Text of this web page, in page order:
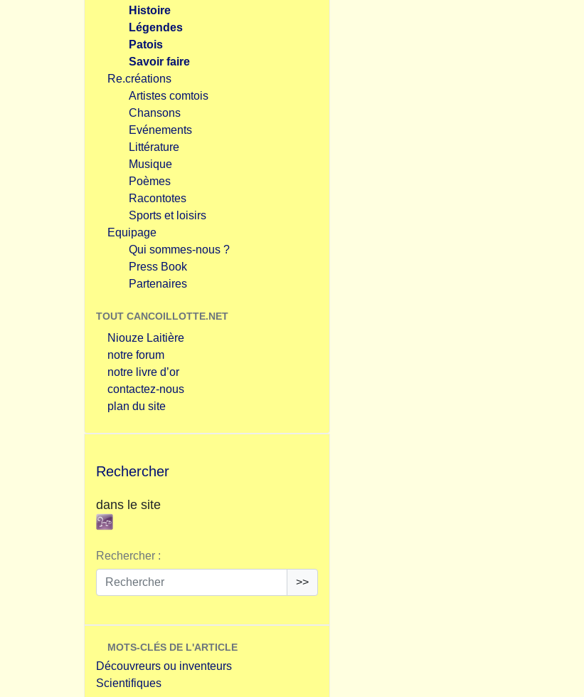
Histoire
Légendes
Patois
Savoir faire
Re.créations
Artistes comtois
Chansons
Evénements
Littérature
Musique
Poèmes
Racontotes
Sports et loisirs
Equipage
Qui sommes-nous ?
Press Book
Partenaires
TOUT CANCOILLOTTE.NET
Niouze Laitière
notre forum
notre livre d’or
contactez-nous
plan du site
Rechercher
dans le site
Rechercher :
>>
MOTS-CLÉS DE L'ARTICLE
Découvreurs ou inventeurs
Scientifiques